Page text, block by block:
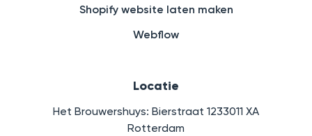
Shopify website laten maken
Webflow
Locatie
Het Brouwershuys: Bierstraat 1233011 XA
Rotterdam